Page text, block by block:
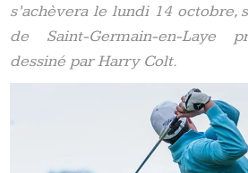
s’achèvera le lundi 14 octobre,
de Saint-Germain-en-Laye
dessiné par Harry Colt.